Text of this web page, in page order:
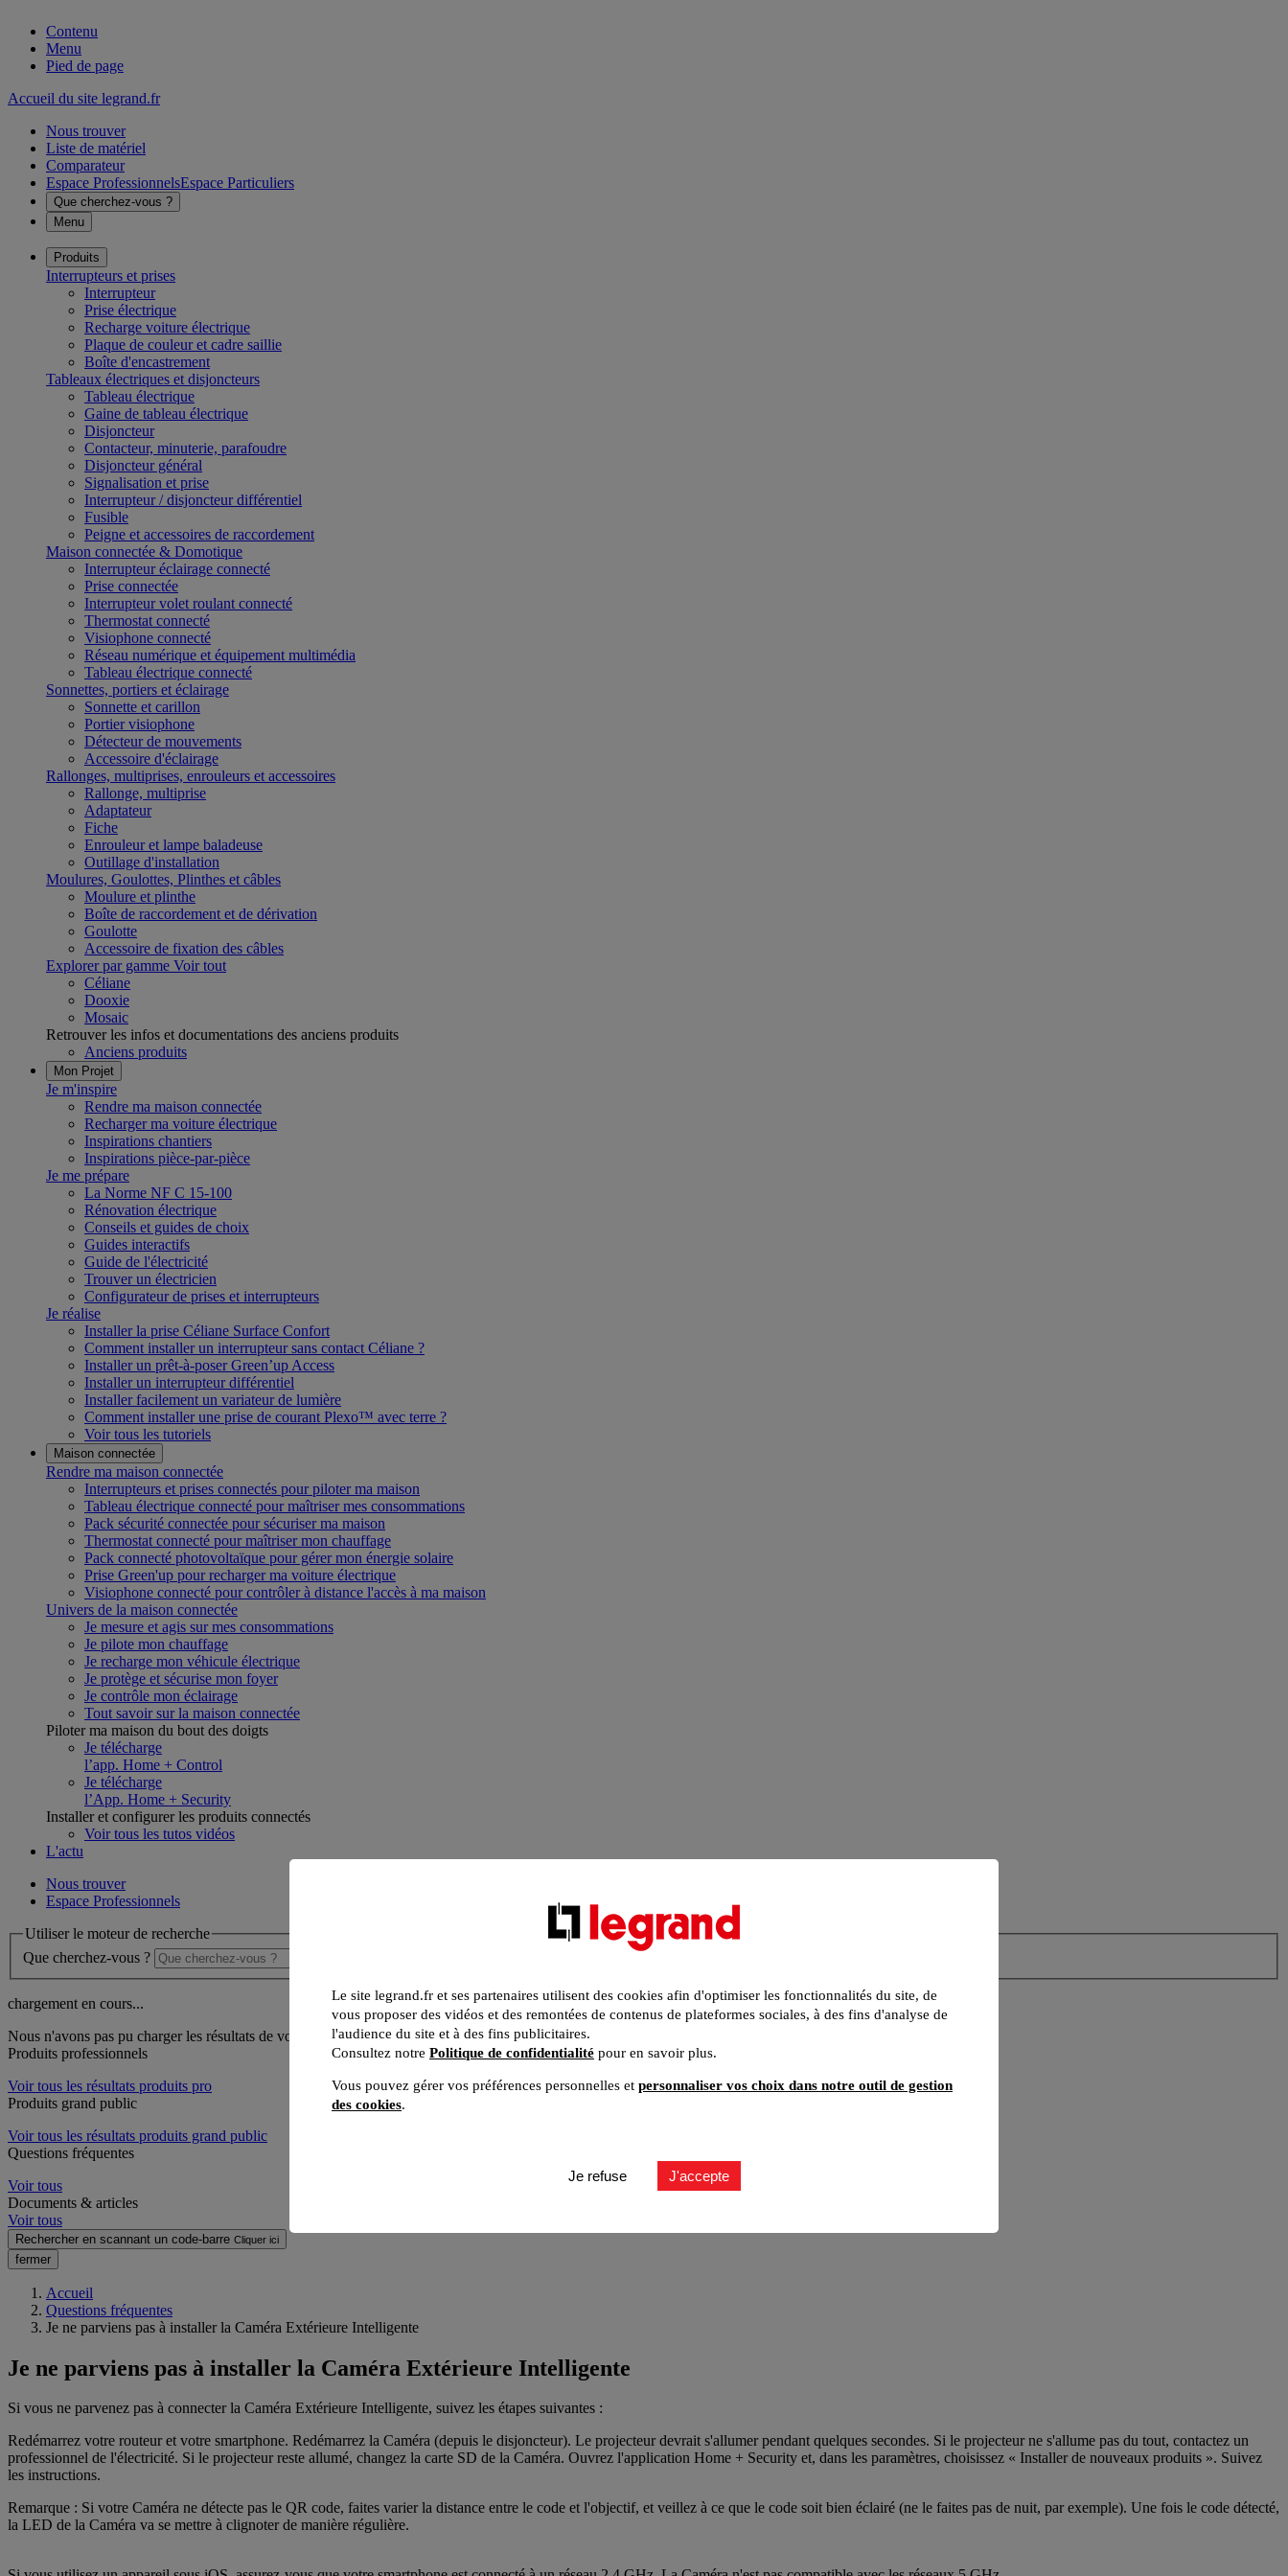
Contenu
Menu
Pied de page
Accueil du site legrand.fr
Nous trouver
Liste de matériel
Comparateur
Espace ProfessionnelsEspace Particuliers
Que cherchez-vous ?
Menu
Produits
Interrupteurs et prises
Interrupteur
Prise électrique
Recharge voiture électrique
Plaque de couleur et cadre saillie
Boîte d'encastrement
Tableaux électriques et disjoncteurs
Tableau électrique
Gaine de tableau électrique
Disjoncteur
Contacteur, minuterie, parafoudre
Disjoncteur général
Signalisation et prise
Interrupteur / disjoncteur différentiel
Fusible
Peigne et accessoires de raccordement
Maison connectée & Domotique
Interrupteur éclairage connecté
Prise connectée
Interrupteur volet roulant connecté
Thermostat connecté
Visiophone connecté
Réseau numérique et équipement multimédia
Tableau électrique connecté
Sonnettes, portiers et éclairage
Sonnette et carillon
Portier visiophone
Détecteur de mouvements
Accessoire d'éclairage
Rallonges, multiprises, enrouleurs et accessoires
Rallonge, multiprise
Adaptateur
Fiche
Enrouleur et lampe baladeuse
Outillage d'installation
Moulures, Goulottes, Plinthes et câbles
Moulure et plinthe
Boîte de raccordement et de dérivation
Goulotte
Accessoire de fixation des câbles
Explorer par gamme Voir tout
Céliane
Dooxie
Mosaic
Retrouver les infos et documentations des anciens produits
Anciens produits
Mon Projet
Je m'inspire
Rendre ma maison connectée
Recharger ma voiture électrique
Inspirations chantiers
Inspirations pièce-par-pièce
Je me prépare
La Norme NF C 15-100
Rénovation électrique
Conseils et guides de choix
Guides interactifs
Guide de l'électricité
Trouver un électricien
Configurateur de prises et interrupteurs
Je réalise
Installer la prise Céliane Surface Confort
Comment installer un interrupteur sans contact Céliane ?
Installer un prêt-à-poser Green’up Access
Installer un interrupteur différentiel
Installer facilement un variateur de lumière
Comment installer une prise de courant Plexo™ avec terre ?
Voir tous les tutoriels
Maison connectée
Rendre ma maison connectée
Interrupteurs et prises connectés pour piloter ma maison
Tableau électrique connecté pour maîtriser mes consommations
Pack sécurité connectée pour sécuriser ma maison
Thermostat connecté pour maîtriser mon chauffage
Pack connecté photovoltaïque pour gérer mon énergie solaire
Prise Green'up pour recharger ma voiture électrique
Visiophone connecté pour contrôler à distance l'accès à ma maison
Univers de la maison connectée
Je mesure et agis sur mes consommations
Je pilote mon chauffage
Je recharge mon véhicule électrique
Je protège et sécurise mon foyer
Je contrôle mon éclairage
Tout savoir sur la maison connectée
Piloter ma maison du bout des doigts
Je télécharge
l’app. Home + Control
Je télécharge
l’App. Home + Security
Installer et configurer les produits connectés
Voir tous les tutos vidéos
L'actu
Nous trouver
Espace Professionnels
Utiliser le moteur de recherche
Que cherchez-vous ?
chargement en cours...
Nous n'avons pas pu charger les résultats de votre recherche
Produits professionnels
Voir tous les résultats produits pro
Produits grand public
Voir tous les résultats produits grand public
Questions fréquentes
Voir tous
Documents & articles
Voir tous
Rechercher en scannant un code-barre Cliquer ici
fermer
Accueil
Questions fréquentes
Je ne parviens pas à installer la Caméra Extérieure Intelligente
Je ne parviens pas à installer la Caméra Extérieure Intelligente
Si vous ne parvenez pas à connecter la Caméra Extérieure Intelligente, suivez les étapes suivantes :
Redémarrez votre routeur et votre smartphone. Redémarrez la Caméra (depuis le disjoncteur). Le projecteur devrait s'allumer pendant quelques secondes. Si le projecteur ne s'allume pas du tout, contactez un
professionnel de l'électricité. Si le projecteur reste allumé, changez la carte SD de la Caméra. Ouvrez l'application Home + Security et, dans les paramètres, choisissez « Installer de nouveaux produits ». Suivez
les instructions.
Remarque : Si votre Caméra ne détecte pas le QR code, faites varier la distance entre le code et l'objectif, et veillez à ce que le code soit bien éclairé (ne le faites pas de nuit, par exemple). Une fois le code détecté,
la LED de la Caméra va se mettre à clignoter de manière régulière.
Le site legrand.fr et ses partenaires utilisent des cookies afin d'optimiser les fonctionnalités du site, de
vous proposer des vidéos et des remontées de contenus de plateformes sociales, à des fins d'analyse de
l'audience du site et à des fins publicitaires.
Consultez notre Politique de confidentialité pour en savoir plus.
Vous pouvez gérer vos préférences personnelles et personnaliser vos choix dans notre outil de gestion
des cookies.
Je refuse J'accepte